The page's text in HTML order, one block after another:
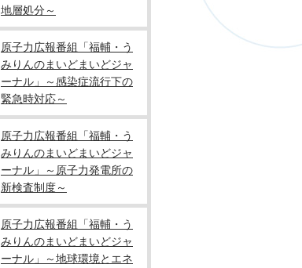
地層処分～
原子力広報番組「福輔・う
みりんのまいどまいどジャ
ーナル」～感染症流行下の
緊急時対応～
原子力広報番組「福輔・う
みりんのまいどまいどジャ
ーナル」～原子力発電所の
新検査制度～
原子力広報番組「福輔・う
みりんのまいどまいどジャ
ーナル」～地球環境とエネ